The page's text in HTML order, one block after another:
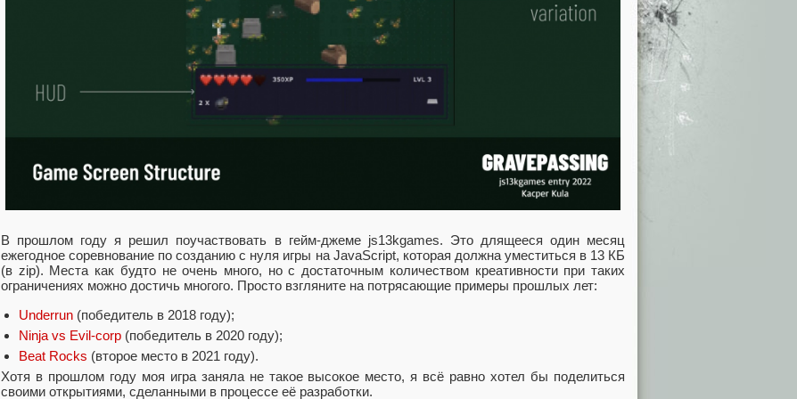
В прошлом году я решил поучаствовать в гейм-джеме js13kgames. Это длящееся один месяц
ежегодное соревнование по созданию с нуля игры на JavaScript, которая должна уместиться в 13 КБ
(в zip). Места как будто не очень много, но с достаточным количеством креативности при таких
ограничениях можно достичь многого. Просто взгляните на потрясающие примеры прошлых лет:
Underrun (победитель в 2018 году);
Ninja vs Evil-corp (победитель в 2020 году);
Beat Rocks (второе место в 2021 году).
Хотя в прошлом году моя игра заняла не такое высокое место, я всё равно хотел бы поделиться
своими открытиями, сделанными в процессе её разработки.